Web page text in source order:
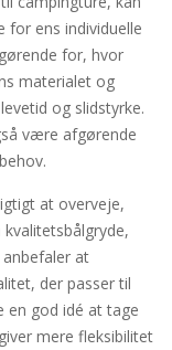
for ens individuelle
for, hvor
materialet og
og slidstyrke.
være afgørende
at overveje,
at
der passer til
en god idé at tage
mere fleksibilitet